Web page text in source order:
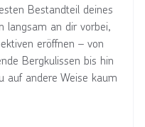
Bestandteil deines
langsam an dir vorbei,
eröffnen – von
Bergkulissen bis hin
auf andere Weise kaum